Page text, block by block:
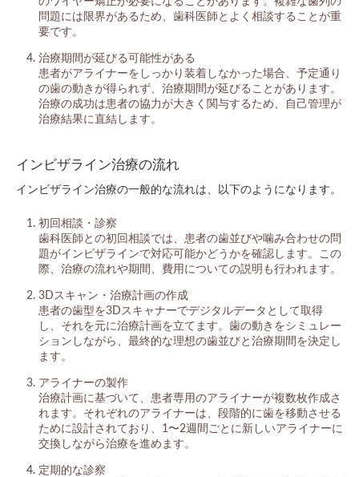
問題には限界があるため、歯科医師とよく相談することが重
要です。
治療期間が延びる可能性がある
患者がアライナーをしっかり装着しなかった場合、予定通り
の歯の動きが得られず、治療期間が延びることがあります。
治療の成功は患者の協力が大きく関与するため、自己管理が
治療結果に直結します。
インビザライン治療の流れ
インビザライン治療の一般的な流れは、以下のようになります。
初回相談・診察
歯科医師との初回相談では、患者の歯並びや噛み合わせの問
題がインビザラインで対応可能かどうかを確認します。この
際、治療の流れや期間、費用についての説明も行われます。
3Dスキャン・治療計画の作成
患者の歯型を3Dスキャナーでデジタルデータとして取得
し、それを元に治療計画を立てます。歯の動きをシミュレー
ションしながら、最終的な理想の歯並びと治療期間を決定し
ます。
アライナーの製作
治療計画に基づいて、患者専用のアライナーが複数枚作成さ
れます。それぞれのアライナーは、段階的に歯を移動させる
ために設計されており、1〜2週間ごとに新しいアライナーに
交換しながら治療を進めます。
定期的な診察